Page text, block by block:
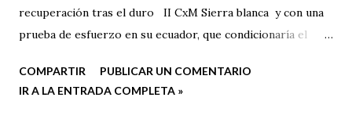
recuperación tras el duro II CxM Sierra blanca y con una
prueba de esfuerzo en su ecuador, que condicionaría el
bajado esta semana, estoy a tan solo 190 (menos de un
COMPARTIR
PUBLICAR UN COMENTARIO
IR A LA ENTRADA COMPLETA »